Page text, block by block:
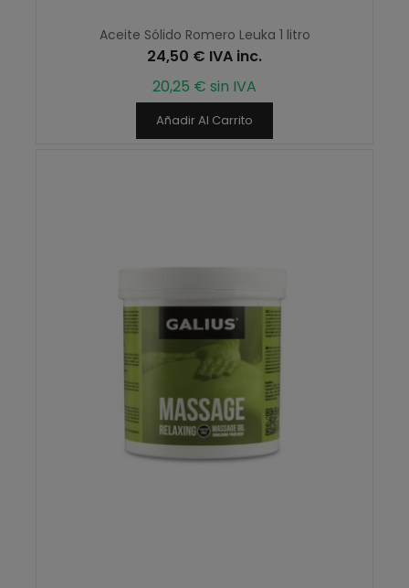
Aceite Sólido Romero Leuka 1 litro
24,50 € IVA inc.
20,25 € sin IVA
Añadir Al Carrito